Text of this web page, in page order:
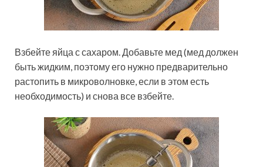
Взбейте яйца с сахаром. Добавьте мед (мед должен
быть жидким, поэтому его нужно предварительно
растопить в микроволновке, если в этом есть
необходимость) и снова все взбейте.